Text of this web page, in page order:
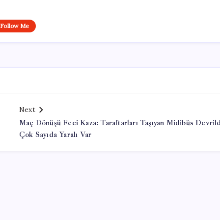
Follow Me
Next
Maç Dönüşü Feci Kaza: Taraftarları Taşıyan Midibüs
Çok Sayıda Yaralı Var